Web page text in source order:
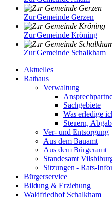
Zur Gemeinde Gerzen
Zur Gemeinde Kröning
Zur Gemeinde Schalkham
Aktuelles
Rathaus
Verwaltung
Sachgebiete
Was erledige
Steuern,
Ver- und Entsorgung
Aus dem Bauamt
Aus dem Bürgeramt
Standesamt
Sitzungen - Rats-
Bürgerservice
Bildung & Erziehung
Waldfriedhof Schalkham